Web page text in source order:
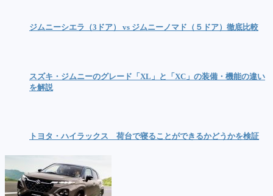
ジムニーシエラ（3ドア） vs ジムニーノマド（５ドア）徹底比較
スズキ・ジムニーのグレード「XL」と「XC」の装備・機能の違い
を解説
トヨタ・ハイラックス 荷台で寝ることができるかどうかを検証